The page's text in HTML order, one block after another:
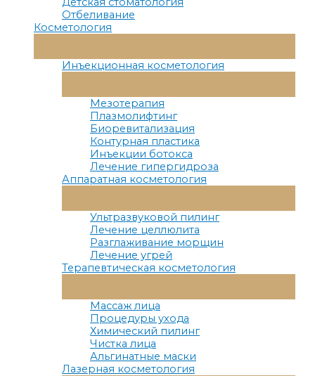
Отбеливание
Косметология
Меню
Инъекционная косметология
Меню
Мезотерапия
Плазмолифтинг
Биоревитализация
Контурная пластика
Инъекции ботокса
Лечение гипергидроза
Аппаратная косметология
Меню
Ультразвуковой пилинг
Лечение целлюлита
Разглаживание морщин
Лечение угрей
Терапевтическая косметология
Меню
Массаж лица
Процедуры ухода
Химический пилинг
Чистка лица
Альгинатные маски
Лазерная косметология